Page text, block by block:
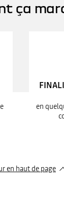
ça
en
en haut de page​